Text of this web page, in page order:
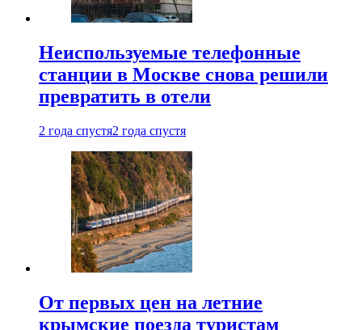
Неиспользуемые телефонные
станции в Москве снова решили
превратить в отели
2 года спустя2 года спустя
От первых цен на летние
крымские поезда туристам